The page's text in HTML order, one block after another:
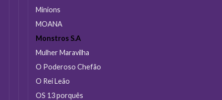
Minions
MOANA
Monstros S.A
Mulher Maravilha
O Poderoso Chefão
O Rei Leão
OS 13 porquês